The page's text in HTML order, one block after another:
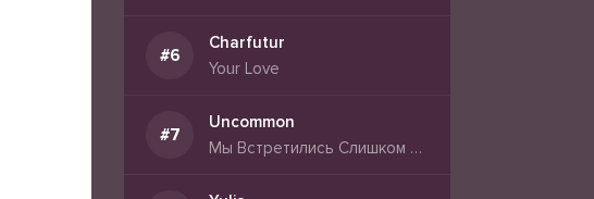
Charfutur
Your Love
Uncommon
Мы Встретились Слишком Поздно